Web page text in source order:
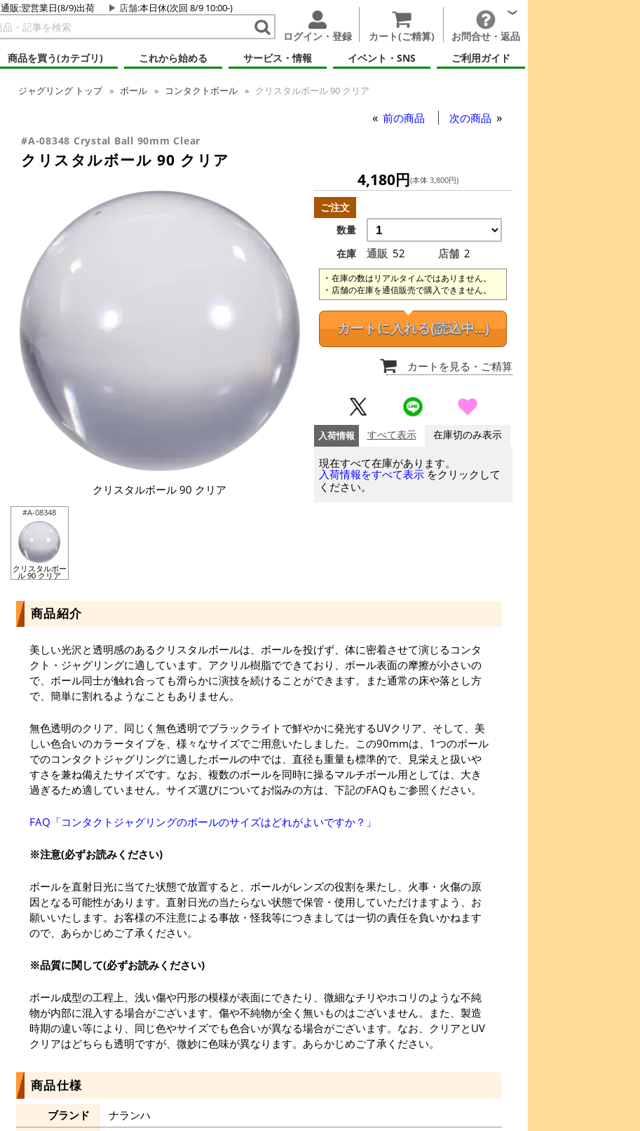
通販:翌営業日(8/9)出荷 店舗:本日休(次回 8/9 10:00-)
ログイン・登録 カート(ご精算)
お問合せ・返品
商品を買う(カテゴリ)
これから始める サービス・情報 イベント・SNS ご利用ガイド
ジャグリング トップ ボール コンタクトボール クリスタルボール 90 クリア
前の商品 次の商品
#A-08348 Crystal Ball 90mm Clear
クリスタルボール 90 クリア
クリスタルボール 90 クリア
#A-08348
クリスタルボー
ル 90 クリア
4,180円(本体 3,800円)
ご注文
数量
在庫
通販 52 店舗 2
在庫の数はリアルタイムではありません。
店舗の在庫を通信販売で購入できません。
カートに入れる(読込中...)
カートを見る ・ご精算
入荷情報 すべて表示 在庫切のみ表示
現在すべて在庫があります。
入荷情報をすべて表示 をクリックして
ください。
商品紹介
美しい光沢と透明感のあるクリスタルボールは、ボールを投げず、体に密着させて演じるコンタ
クト・ジャグリングに適しています。アクリル樹脂でできており、ボール表面の摩擦が小さいの
で、ボール同士が触れ合っても滑らかに演技を続けることができます。また通常の床や落とし方
で、簡単に割れるようなこともありません。
無色透明のクリア、同じく無色透明でブラックライトで鮮やかに発光するUVクリア、そして、美
しい色合いのカラータイプを、様々なサイズでご用意いたしました。この90mmは、1つのボール
でのコンタクトジャグリングに適したボールの中では、直径も重量も標準的で、見栄えと扱いや
すさを兼ね備えたサイズです。なお、複数のボールを同時に操るマルチボール用としては、大き
過ぎるため適していません。サイズ選びについてお悩みの方は、下記のFAQもご参照ください。
FAQ「コンタクトジャグリングのボールのサイズはどれがよいですか？」
※注意(必ずお読みください)
ボールを直射日光に当てた状態で放置すると、ボールがレンズの役割を果たし、火事・火傷の原
因となる可能性があります。直射日光の当たらない状態で保管・使用していただけますよう、お
願いいたします。お客様の不注意による事故・怪我等につきましては一切の責任を負いかねます
ので、あらかじめご了承ください。
※品質に関して(必ずお読みください)
ボール成型の工程上、浅い傷や円形の模様が表面にできたり、微細なチリやホコリのような不純
物が内部に混入する場合がございます。傷や不純物が全く無いものはございません。また、製造
時期の違い等により、同じ色やサイズでも色合いが異なる場合がございます。なお、クリアとUV
クリアはどちらも透明ですが、微妙に色味が異なります。あらかじめご了承ください。
商品仕様
ブランド
ナランハ